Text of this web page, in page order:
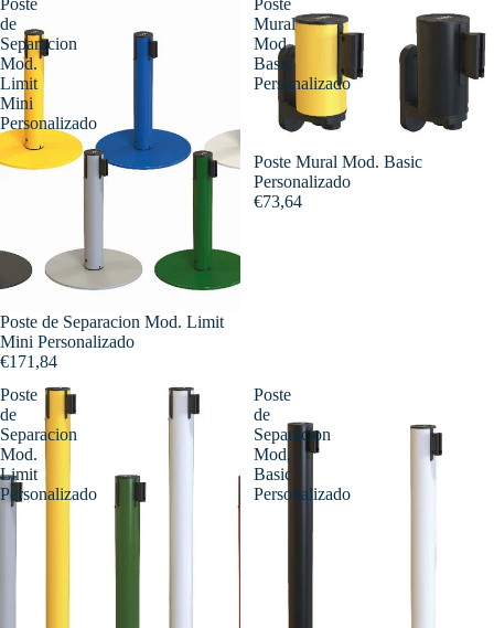
Poste
de
Separacion
Mod.
Limit
Mini
Personalizado
Poste de Separacion Mod. Limit
Mini Personalizado
€171,84
Poste
Mural
Mod.
Basic
Personalizado
Poste Mural Mod. Basic
Personalizado
€73,64
Poste
de
Separacion
Mod.
Limit
Personalizado
Poste
de
Separacion
Mod.
Basic
Personalizado